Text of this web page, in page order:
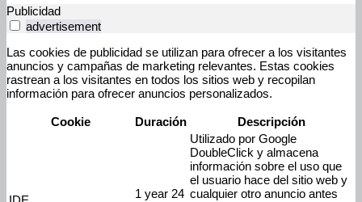
Publicidad
advertisement
Las cookies de publicidad se utilizan para ofrecer a los visitantes
anuncios y campañas de marketing relevantes. Estas cookies
rastrean a los visitantes en todos los sitios web y recopilan
información para ofrecer anuncios personalizados.
Cookie Duración Descripción
1 year 24
Utilizado por Google
DoubleClick y almacena
información sobre el uso que
el usuario hace del sitio web y
cualquier otro anuncio antes